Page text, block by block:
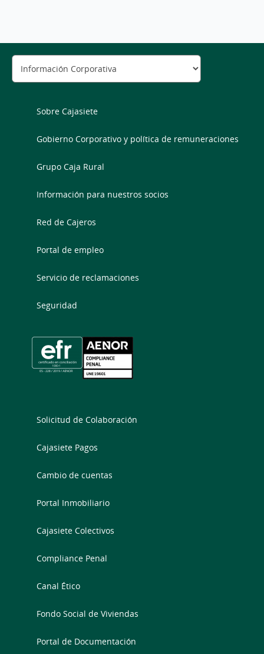
Sobre Cajasiete
Gobierno Corporativo y política de remuneraciones
Grupo Caja Rural
Información para nuestros socios
Red de Cajeros
Portal de empleo
Servicio de reclamaciones
Seguridad
Solicitud de Colaboración
Cajasiete Pagos
Cambio de cuentas
Portal Inmobiliario
Cajasiete Colectivos
Compliance Penal
Canal Ético
Fondo Social de Viviendas
Portal de Documentación